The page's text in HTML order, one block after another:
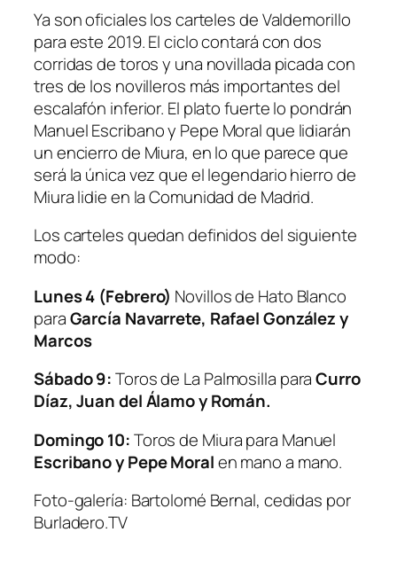
Ya son oficiales los carteles de Valdemorillo
para este 2019. El ciclo contará con dos
corridas de toros y una novillada picada con
tres de los novilleros más importantes del
escalafón inferior. El plato fuerte lo pondrán
Manuel Escribano y Pepe Moral que lidiarán
un encierro de Miura, en lo que parece que
será la única vez que el legendario hierro de
Miura lidie en la Comunidad de Madrid.
Los carteles quedan definidos del siguiente
modo:
Lunes 4 (Febrero) Novillos de Hato Blanco
paraGarcía Navarrete, Rafael González y
Marcos
Sábado 9:Toros de La Palmosilla paraCurro
Díaz, Juan del Álamo y Román.
Domingo 10:Toros de Miurapara Manuel
Escribano y Pepe Moralen mano a mano.
Foto-galería: Bartolomé Bernal, cedidas por
Burladero.TV